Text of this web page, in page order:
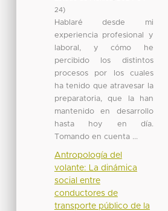
24)
Hablaré desde mi
experiencia profesional y
laboral, y cómo he
percibido los distintos
procesos por los cuales
ha tenido que atravesar la
preparatoria, que la han
mantenido en desarrollo
hasta hoy en día.
Tomando en cuenta ...
Antropología del
volante: La dinámica
social entre
conductores de
transporte público de la